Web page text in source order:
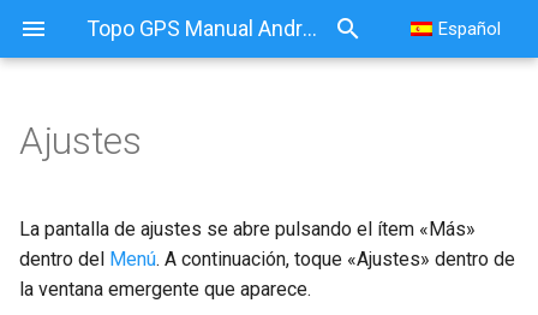
Topo GPS Manual Android Español
Ajustes
La pantalla de ajustes se abre pulsando el ítem «Más»
dentro del Menú. A continuación, toque «Ajustes» dentro de
la ventana emergente que aparece.